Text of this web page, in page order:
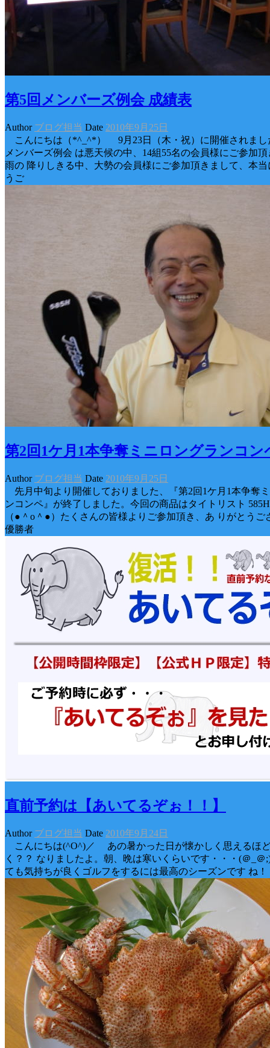
第5回メンバーズ例会 成績表
Author ブログ担当 Date 2010年9月25日
こんにちは（*^_^*） 9月23日（木・祝）に開催されまし
メンバーズ例会 は悪天候の中、14組55名の会員様にご参加
雨の 降りしきる中、大勢の会員様にご参加頂きまして、本
うご
第2回1ケ月1本争奪ミニロングランコン
Author ブログ担当 Date 2010年9月25日
先月中旬より開催しておりました、『第2回1ケ月1本争奪
ンコンペ』が終了しました。今回の商品はタイトリスト
（●＾o＾●）たくさんの皆様よりご参加頂き、あ りがとうご
優勝者
直前予約は【あいてるぞぉ！！】
Author ブログ担当 Date 2010年9月24日
こんにちは(^O^)／ あの暑かった日が懐かしく思えるほ
く？？ なりましたよ。朝、晩は寒いくらいです・・・(＠_
ても気持ちが良くゴルフをするには最高のシーズンです ね！